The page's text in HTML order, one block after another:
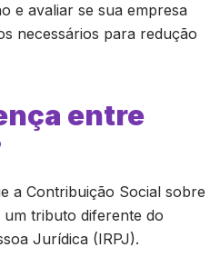
e avaliar se sua empresa
necessários para redução
entre
a Contribuição Social sobre
tributo diferente do
Jurídica (IRPJ).